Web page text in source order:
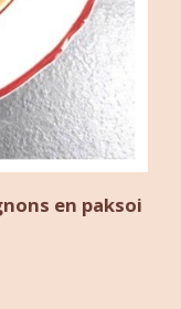
en paksoi